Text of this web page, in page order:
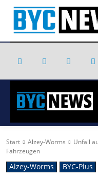
Start Alzey-Worms
Unfall
Fahrzeugen
Alzey-Worms BYC-Plus